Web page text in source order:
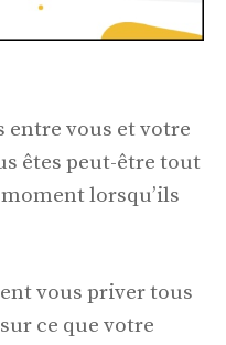
entre vous et votre
êtes peut-être tout
lorsqu’ils
vous priver tous
ce que votre